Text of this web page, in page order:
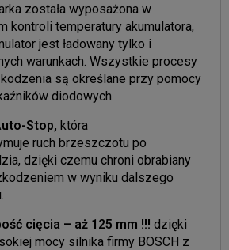
została wyposażona w
kontroli temperatury akumulatora,
jest ładowany tylko i
warunkach. Wszystkie procesy
są określane przy pomocy
diodowych.
Stop, która
ruch brzeszczotu po
dzięki czemu chroni obrabiany
w wyniku dalszego
cięcia – aż 125 mm !!! dzięki
mocy silnika firmy BOSCH z